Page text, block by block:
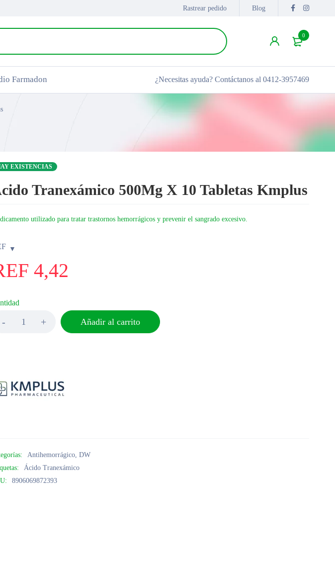
Rastrear pedido Blog
0
Farmadon ¿Necesitas ayuda? Contáctanos al 0412-3957469
EXISTENCIAS
Tranexámico 500Mg X 10 Tabletas Kmplus
utilizado para tratar trastornos hemorrágicos y prevenir el sangrado excesivo.
4,42
Añadir al carrito
Antihemorrágico,DW
Ácido Tranexámico
8906069872393